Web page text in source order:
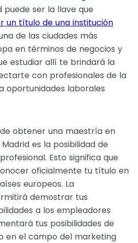
puede ser la llave que
un título de una institución
de las ciudades más
en términos de negocios y
estudiar allí te brindará la
con profesionales de la
oportunidades laborales
obtener una maestría en
es la posibilidad de
Esto significa que
oficialmente tu título en
europeos. La
demostrar tus
a los empleadores
tus posibilidades de
en el campo del marketing